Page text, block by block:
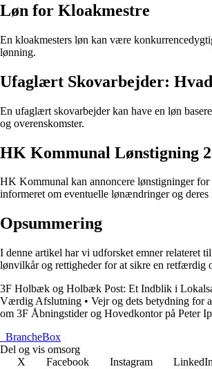
Løn for Kloakmestre
En kloakmesters løn kan være
lønning.
Ufaglært Skovarbejder:
En ufaglært skovarbejder kan have en løn
og overenskomster.
HK Kommunal Lønstigning
HK Kommunal kan annoncere lønstigninger
informeret om eventuelle lønændringer og
Opsummering
I denne artikel har vi udforsket emner relateret
lønvilkår og rettigheder for at sikre en retfærdig
3F Holbæk og Holbæk Post: Et Indblik i
Værdig Afslutning • Vejr og dets betydning for
om 3F Åbningstider og Hovedkontor på Peter
BrancheBox
Del og vis omsorg
X
Facebook Instagram LinkedIn